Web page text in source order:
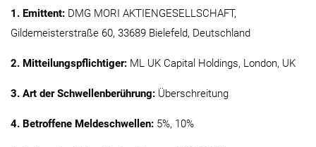
1. Emittent: DMG MORI AKTIENGESELLSCHAFT,
Gildemeisterstraße 60, 33689 Bielefeld, Deutschland
2. Mitteilungspflichtiger: ML UK Capital Holdings, London, UK
3. Art der Schwellenberührung: Überschreitung
4. Betroffene Meldeschwellen: 5%, 10%